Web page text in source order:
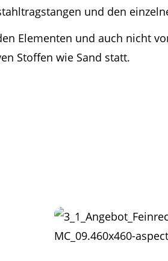
und den
Elementen und auch nicht
Stoffen wie Sand statt.